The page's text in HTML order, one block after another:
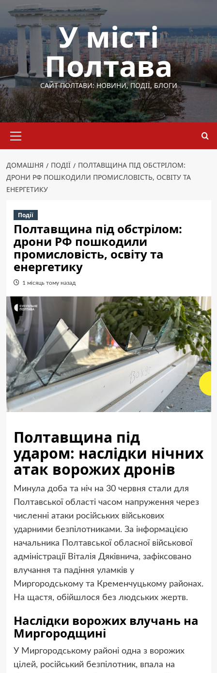
Перейти
вмісту
У місті
Полтава
САЙТ ПОЛТАВИ: НОВИНИ, ПОДІЇ, БЛОГИ
меню
ДОМАШНЯ ПОДІЇ
ПОЛТАВЩИНА ПІД ОБСТРІЛОМ:
ДРОНИ РФ ПОШКОДИЛИ ПРОМИСЛОВІСТЬ, ОСВІТУ ТА
ЕНЕРГЕТИКУ
Події
Полтавщина під обстрілом:
дрони РФ пошкодили
промисловість, освіту та
енергетику
1 місяць тому назад
Полтавщина під
ударом: наслідки нічних
атак ворожих дронів
Минула доба та ніч на 30 червня стали для
Полтавської області часом напруження через
численні атаки російських військових
ударними безпілотниками. За інформацією
начальника Полтавської обласної військової
адміністрації Віталія Дяківнича, зафіксовано
влучання та падіння уламків у
Миргородському та Кременчуцькому районах.
На щастя, обійшлося без людських жертв.
Наслідки ворожих влучань на
Миргородщині
У Миргородському районі одна з ворожих
цілей, російський безпілотник, впала на